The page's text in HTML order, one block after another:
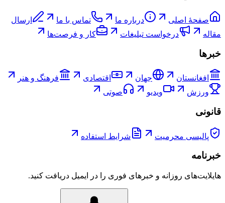
صفحۀ اصلی درباره ما تماس با ما
ارسال
مقاله
درخواست تبلیغات کار و فرصت‌ها
خبرها
افغانستان جهان اقتصادی
فرهنگ و هنر
ورزش
ویدیو صوتی
قانونی
پالیسی محرمیت شرایط استفاده
خبرنامه
هایلایت‌های روزانه و خبرهای فوری را در ایمیل دریافت کنید.